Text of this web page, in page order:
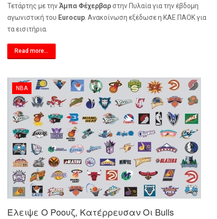
Τετάρτης με τηνΆμπα Φέχερβαρστην Πυλαία για την έβδομη
αγωνιστική του Eurocup . Ανακοίνωση εξέδωσε η ΚΑΕ ΠΑΟΚ για
τα εισιτήρια.
Read more...
NBA
Έλειψε Ο Ροουζ, Κατέρρευσαν Οι Bulls